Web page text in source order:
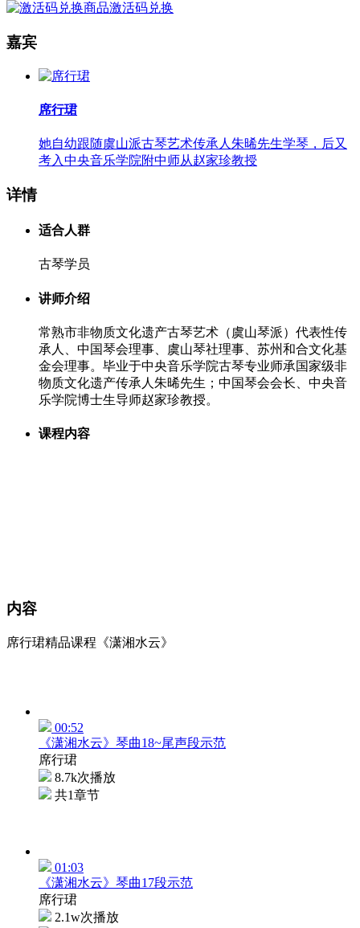
商品激活码兑换
嘉宾
席行珺
她自幼跟随虞山派古琴艺术传承人朱晞先生学琴，后又
考入中央音乐学院附中师从赵家珍教授
详情
适合人群
古琴学员
讲师介绍
常熟市非物质文化遗产古琴艺术（虞山琴派）代表性传
承人、中国琴会理事、虞山琴社理事、苏州和合文化基
金会理事。毕业于中央音乐学院古琴专业师承国家级非
物质文化遗产传承人朱晞先生；中国琴会会长、中央音
乐学院博士生导师赵家珍教授。
课程内容
内容
席行珺精品课程《潇湘水云》
00:52
《潇湘水云》琴曲18~尾声段示范
席行珺
8.7k次播放
共1章节
01:03
《潇湘水云》琴曲17段示范
席行珺
2.1w次播放